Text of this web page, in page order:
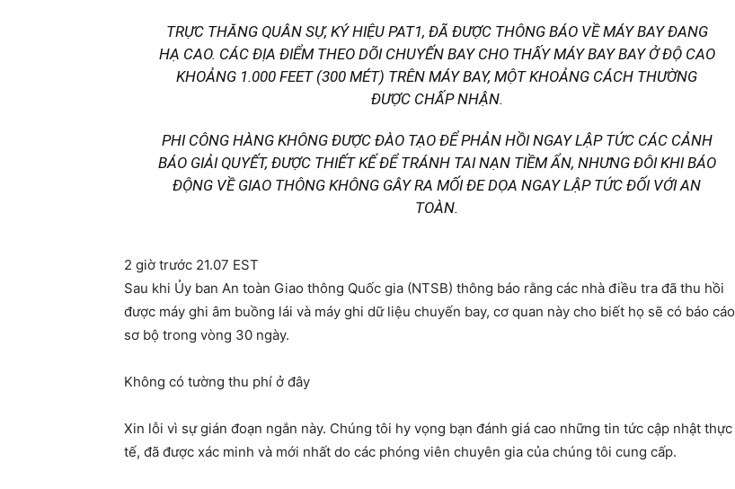
TRỰC THĂNG QUÂN SỰ, KÝ HIỆU PAT1, ĐÃ ĐƯỢC THÔNG BÁO VỀ MÁY BAY ĐANG
HẠ CAO. CÁC ĐỊA ĐIỂM THEO DÕI CHUYẾN BAY CHO THẤY MÁY BAY BAY Ở ĐỘ CAO
KHOẢNG 1.000 FEET (300 MÉT) TRÊN MÁY BAY, MỘT KHOẢNG CÁCH THƯỜNG
ĐƯỢC CHẤP NHẬN.
PHI CÔNG HÀNG KHÔNG ĐƯỢC ĐÀO TẠO ĐỂ PHẢN HỒI NGAY LẬP TỨC CÁC CẢNH
BÁO GIẢI QUYẾT, ĐƯỢC THIẾT KẾ ĐỂ TRÁNH TAI NẠN TIỀM ẨN, NHƯNG ĐÔI KHI BÁO
ĐỘNG VỀ GIAO THÔNG KHÔNG GÂY RA MỐI ĐE DỌA NGAY LẬP TỨC ĐỐI VỚI AN
TOÀN.
2 giờ trước 21.07 EST
Sau khi Ủy ban An toàn Giao thông Quốc gia (NTSB) thông báo rằng các nhà điều tra đã thu hồi
được máy ghi âm buồng lái và máy ghi dữ liệu chuyến bay, cơ quan này cho biết họ sẽ có báo cáo
sơ bộ trong vòng 30 ngày.
Không có tường thu phí ở đây
Xin lỗi vì sự gián đoạn ngắn này. Chúng tôi hy vọng bạn đánh giá cao những tin tức cập nhật thực
tế, đã được xác minh và mới nhất do các phóng viên chuyên gia của chúng tôi cung cấp.